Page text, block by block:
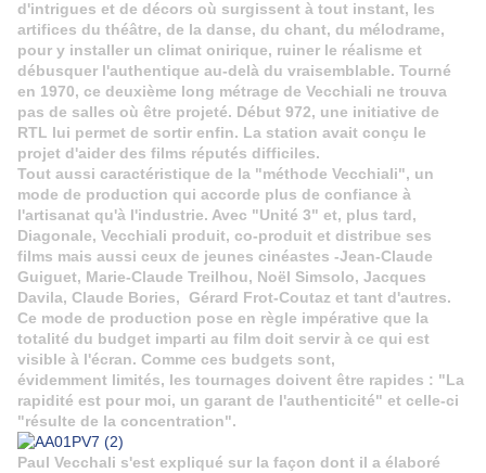
d'intrigues et de décors où surgissent à tout instant, les
artifices du théâtre, de la danse, du chant, du mélodrame,
pour y installer un climat onirique, ruiner le réalisme et
débusquer l'authentique au-delà du vraisemblable. Tourné
en 1970, ce deuxième long métrage de Vecchiali ne trouva
pas de salles où être projeté. Début 972, une initiative de
RTL lui permet de sortir enfin. La station avait conçu le
projet d'aider des films réputés difficiles.
Tout aussi caractéristique de la "méthode Vecchiali", un
mode de production qui accorde plus de confiance à
l'artisanat qu'à l'industrie. Avec "Unité 3" et, plus tard,
Diagonale, Vecchiali produit, co-produit et distribue ses
films mais aussi ceux de jeunes cinéastes -Jean-Claude
Guiguet, Marie-Claude Treilhou, Noël Simsolo, Jacques
Davila, Claude Bories, Gérard Frot-Coutaz et tant d'autres.
Ce mode de production pose en règle impérative que la
totalité du budget imparti au film doit servir à ce qui est
visible à l'écran. Comme ces budgets sont,
évidemment limités, les tournages doivent être rapides : "La
rapidité est pour moi, un garant de l'authenticité" et celle-ci
"résulte de la concentration".
Paul Vecchali s'est expliqué sur la façon dont il a élaboré